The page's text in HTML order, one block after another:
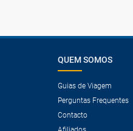
QUEM SOMOS
Guias de Viagem
Perguntas Frequentes
Contacto